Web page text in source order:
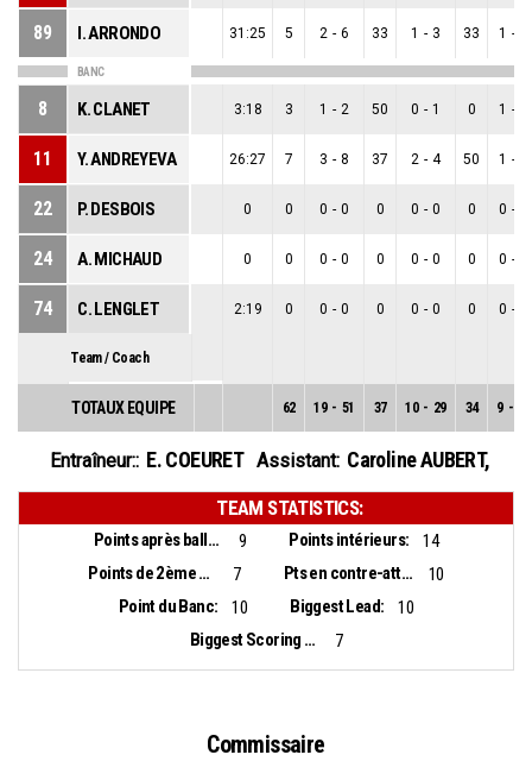
89 I. ARRONDO 31:25 5 2 - 6 33 1 - 3 33 1 -
BANC
8 K. CLANET 3:18 3 1 - 2 50 0 - 1 0 1 -
11 Y. ANDREYEVA 26:27 7 3 - 8 37 2 - 4 50 1 -
22 P. DESBOIS 0 0 0 - 0 0 0 - 0 0 0 -
24 A. MICHAUD 0 0 0 - 0 0 0 - 0 0 0 -
74 C. LENGLET 2:19 0 0 - 0 0 0 - 0 0 0 -
Team / Coach
TOTAUX EQUIPE 62 19 - 51 37 10 - 29 34 9 -
Entraîneur:: E. COEURET Assistant: Caroline AUBERT,
TEAM STATISTICS:
Points après balles perdues: 9 Points intérieurs:
14
Points de 2ème chance:
7 Pts en contre-attaque:
10
Point du Banc:
10 Biggest Lead:
10
Biggest Scoring Run:
7
Commissaire